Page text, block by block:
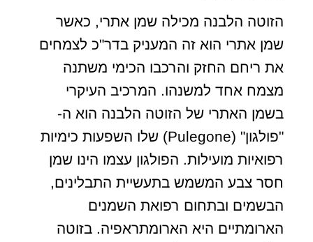
הזוטה הלבנה מכילה שמן אתרי, כאשר
שמן אתרי הוא זה המעניק בדר"כ לצמחים
את ריחם החזק והרכבו הכימי משתנה
מצמח אחד למשנהו. המרכיב העיקרי
בשמן האתרי של הזוטה הלבנה הוא ה-
"פולגון" (Pulegone) שלו השפעות כימיות
רפואיות מועילות. הפולגון עצמו הינו שמן
חסר צבע המשמש בתעשיית התבלינים,
הבשמים ובתחום רפואת השמנים
הארומתיים היא הארומתראפיה. בזוטה